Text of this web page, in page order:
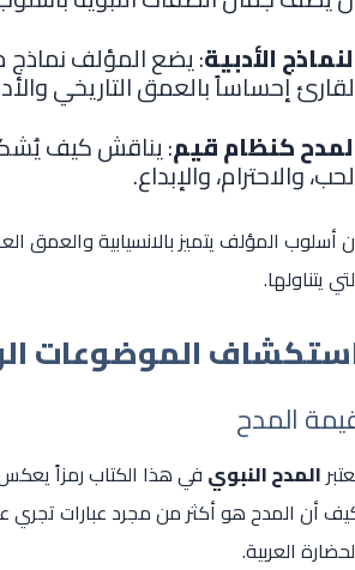
الأدبية: يضع المؤلف نماذج
إحساساً بالعمق التاريخي
كنظام قيم: يناقش كيف
والاحترام، والإبداع.
أسلوب المؤلف يتميز بالانسيابية والعمق
يتناولها.
الموضوعات
المدح
المدح النبوي في هذا الكتاب رمزاً يعكس
أن المدح هو أكثر من مجرد عبارات تجري
العربية.